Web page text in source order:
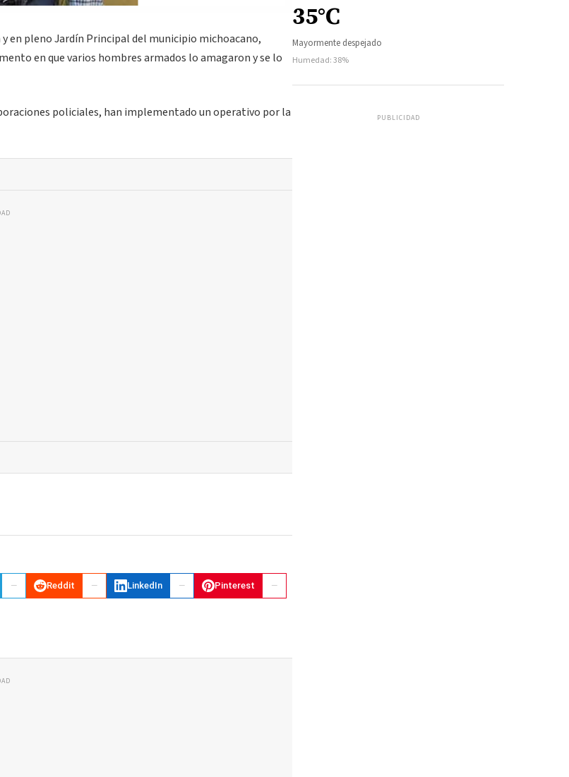
en pleno Jardín Principal del municipio michoacano,
en que varios hombres armados lo amagaron y se lo
policiales, han implementado un operativo por la
Reddit LinkedIn Pinterest
35°C
Mayormente despejado
Humedad: 38%
PUBLICIDAD